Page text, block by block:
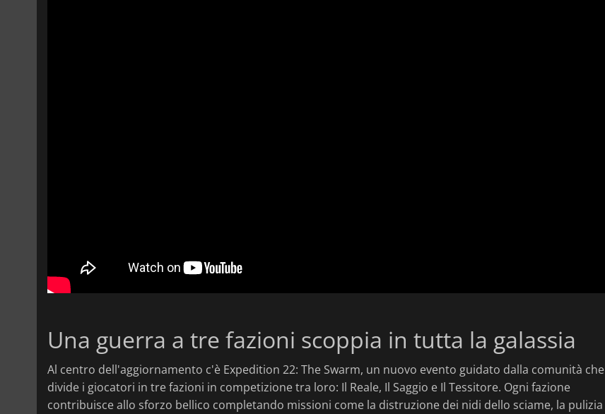
Una guerra a tre fazioni scoppia in tutta la galassia
Al centro dell'aggiornamento c'è Expedition 22: The Swarm, un nuovo evento guidato dalla comunità che
divide i giocatori in tre fazioni in competizione tra loro: Il Reale, Il Saggio e Il Tessitore. Ogni fazione
contribuisce allo sforzo bellico completando missioni come la distruzione dei nidi dello sciame, la pulizia